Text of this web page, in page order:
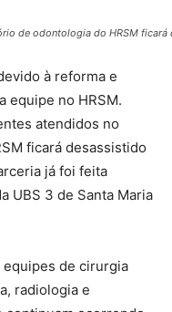
de odontologia do HRSM
à reforma e
equipe no HRSM.
atendidos no
ficará desassistido
já foi feita
UBS 3 de Santa Maria
equipes de cirurgia
radiologia e